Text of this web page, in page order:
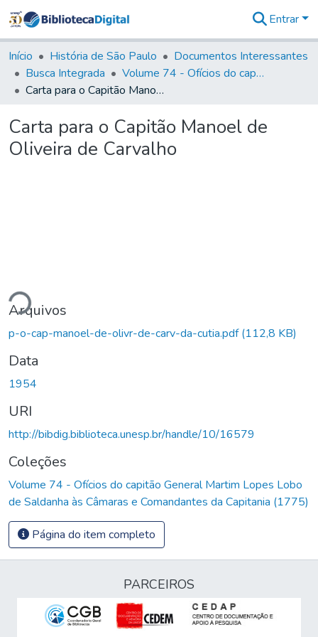
&
Coleções
Tudo na
Biblioteca
Estatísticas
Entrar
Início História de São Paulo
Documentos Interessantes
Busca Integrada
Volume 74 - Ofícios do capitão General Martim Lopes Lobo de Saldanha às Câmaras e Comandantes da Capitania (1775)
Carta para o Capitão Manoel de Oliveira de Carvalho
Carta para o Capitão Manoel de
Oliveira de Carvalho
Arquivos
p-o-cap-manoel-de-olivr-de-carv-da-cutia.pdf(112,8 KB)
Data
1954
URI
http://bibdig.biblioteca.unesp.br/handle/10/16579
Coleções
Volume 74 - Ofícios do capitão General Martim Lopes Lobo
de Saldanha às Câmaras e Comandantes da Capitania (1775)
Página do item completo
PARCEIROS